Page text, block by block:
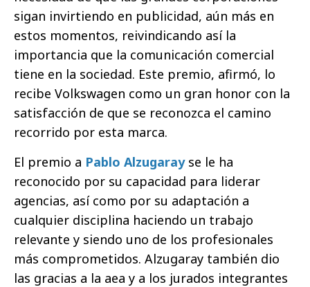
sigan invirtiendo en publicidad, aún más en
estos momentos, reivindicando así la
importancia que la comunicación comercial
tiene en la sociedad. Este premio, afirmó, lo
recibe Volkswagen como un gran honor con la
satisfacción de que se reconozca el camino
recorrido por esta marca.
El premio a Pablo Alzugarayse le ha
reconocido por su capacidad para liderar
agencias, así como por su adaptación a
cualquier disciplina haciendo un trabajo
relevante y siendo uno de los profesionales
más comprometidos. Alzugaray también dio
las gracias a la aea y a los jurados integrantes